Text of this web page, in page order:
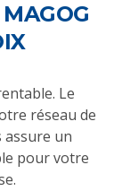
Le
réseau de
assure un
pour votre